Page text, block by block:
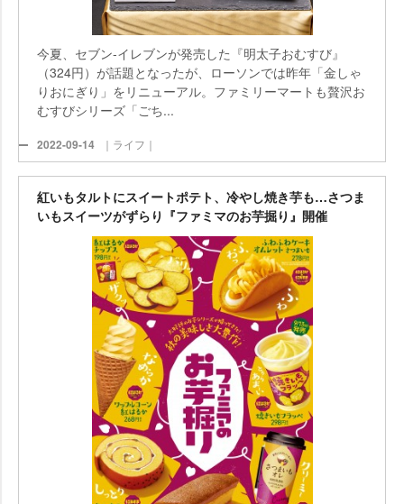
今夏、セブン‐イレブンが発売した『明太子おむすび』
（324円）が話題となったが、ローソンでは昨年「金しゃ
りおにぎり」をリニューアル。ファミリーマートも贅沢お
むすびシリーズ「ごち...
2022-09-14 ｜ライフ｜
紅いもタルトにスイートポテト、冷やし焼き芋も…さつま
いもスイーツがずらり『ファミマのお芋掘り』開催